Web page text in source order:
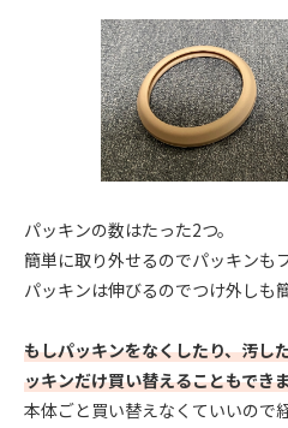
パッキンの数はたった2つ。
簡単に取り外せるのでパッキンも
パッキンは伸びるのでつけ外しも
もしパッキンをなくしたり、汚し
ッキンだけ買い替えることもでき
本体ごと買い替えなくていいので